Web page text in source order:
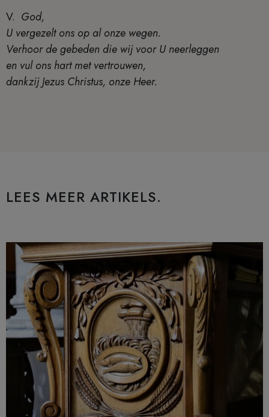
V. God,
U vergezelt ons op al onze wegen.
Verhoor de gebeden die wij voor U neerleggen
en vul ons hart met vertrouwen,
dankzij Jezus Christus, onze Heer.
LEES MEER ARTIKELS.